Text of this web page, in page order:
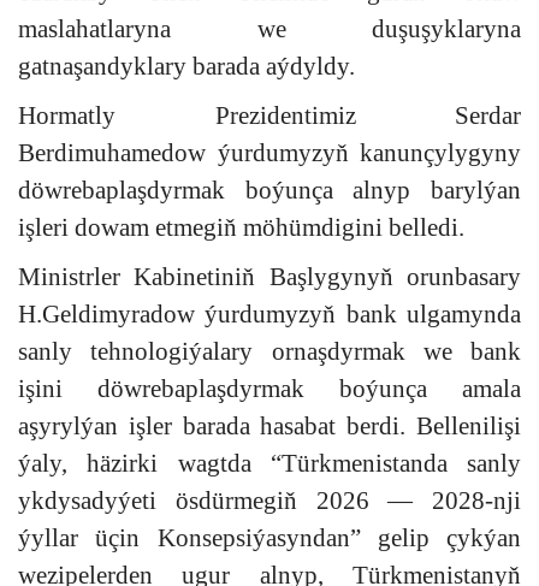
maslahatlaryna we duşuşyklaryna
gatnaşandyklary barada aýdyldy.
Hormatly Prezidentimiz Serdar
Berdimuhamedow ýurdumyzyň kanunçylygyny
döwrebaplaşdyrmak boýunça alnyp barylýan
işleri dowam etmegiň möhümdigini belledi.
Ministrler Kabinetiniň Başlygynyň orunbasary
H.Geldimyradow ýurdumyzyň bank ulgamynda
sanly tehnologiýalary ornaşdyrmak we bank
işini döwrebaplaşdyrmak boýunça amala
aşyrylýan işler barada hasabat berdi. Bellenilişi
ýaly, häzirki wagtda “Türkmenistanda sanly
ykdysadyýeti ösdürmegiň 2026 — 2028-nji
ýyllar üçin Konsepsiýasyndan” gelip çykýan
wezipelerden ugur alnyp, Türkmenistanyň